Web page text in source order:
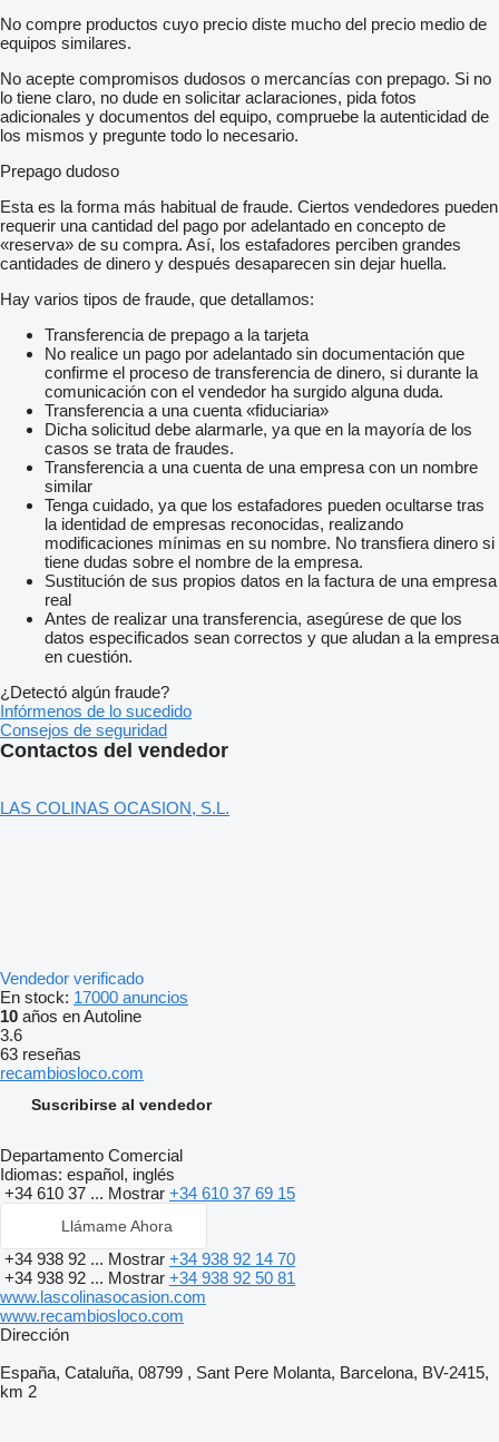
No compre productos cuyo precio diste mucho del precio medio de
equipos similares.
No acepte compromisos dudosos o mercancías con prepago. Si no
lo tiene claro, no dude en solicitar aclaraciones, pida fotos
adicionales y documentos del equipo, compruebe la autenticidad de
los mismos y pregunte todo lo necesario.
Prepago dudoso
Esta es la forma más habitual de fraude. Ciertos vendedores pueden
requerir una cantidad del pago por adelantado en concepto de
«reserva» de su compra. Así, los estafadores perciben grandes
cantidades de dinero y después desaparecen sin dejar huella.
Hay varios tipos de fraude, que detallamos:
Transferencia de prepago a la tarjeta
No realice un pago por adelantado sin documentación que
confirme el proceso de transferencia de dinero, si durante la
comunicación con el vendedor ha surgido alguna duda.
Transferencia a una cuenta «fiduciaria»
Dicha solicitud debe alarmarle, ya que en la mayoría de los
casos se trata de fraudes.
Transferencia a una cuenta de una empresa con un nombre
similar
Tenga cuidado, ya que los estafadores pueden ocultarse tras
la identidad de empresas reconocidas, realizando
modificaciones mínimas en su nombre. No transfiera dinero si
tiene dudas sobre el nombre de la empresa.
Sustitución de sus propios datos en la factura de una empresa
real
Antes de realizar una transferencia, asegúrese de que los
datos especificados sean correctos y que aludan a la empresa
en cuestión.
¿Detectó algún fraude?
Infórmenos de lo sucedido
Consejos de seguridad
Contactos del vendedor
LAS COLINAS OCASION, S.L.
Vendedor verificado
En stock: 17000 anuncios
10 años en Autoline
3.6
63 reseñas
recambiosloco.com
Suscribirse al vendedor
Departamento Comercial
Idiomas: español, inglés
+34 610 37 ... Mostrar +34 610 37 69 15
Llámame Ahora
+34 938 92 ... Mostrar +34 938 92 14 70
+34 938 92 ... Mostrar +34 938 92 50 81
www.lascolinasocasion.com
www.recambiosloco.com
Dirección
España, Cataluña, 08799 , Sant Pere Molanta, Barcelona, BV-2415,
km 2